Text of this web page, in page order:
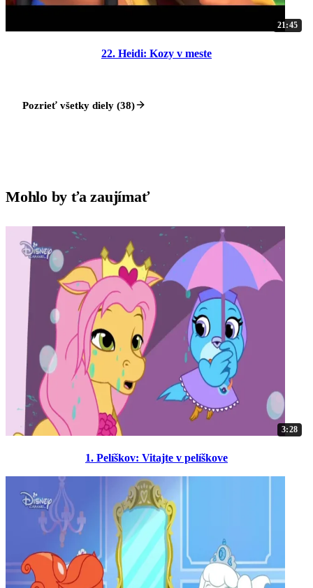
21:45
22. Heidi: Kozy v meste
Pozrieť všetky diely (38)
Mohlo by ťa zaujímať
3:28
1. Pelíškov: Vitajte v pelíškove